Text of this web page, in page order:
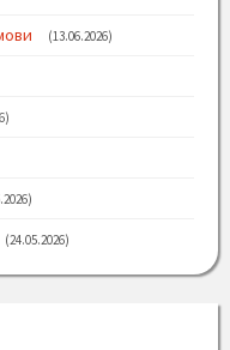
13.06.2026
24.05.2026